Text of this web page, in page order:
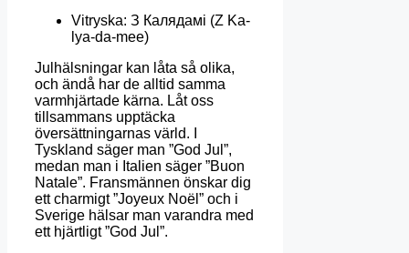
Vitryska: З Калядамі (Z Ka-
lya-da-mee)
Julhälsningar kan låta så olika,
och ändå har de alltid samma
varmhjärtade kärna. Låt oss
tillsammans upptäcka
översättningarnas värld.
Tyskland säger man ”God Jul”,
medan man i Italien säger ”Buon
Natale”. Fransmännen önskar dig
ett charmigt ”Joyeux Noël ” och i
Sverige hälsar man varandra med
ett hjärtligt ”God Jul ”.